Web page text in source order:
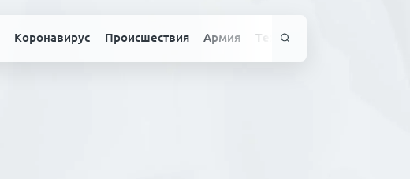
Коронавирус Происшествия Армия Технологии